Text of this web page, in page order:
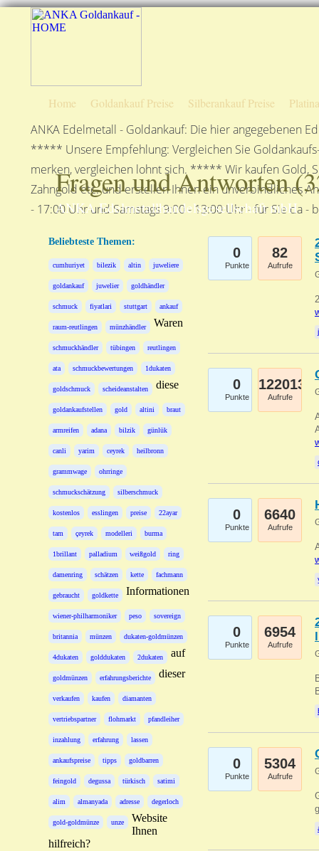
Home Goldankauf Preise Silberankauf Preise
ANKA Edelmetall - Goldankauf: Die hier angegebenen
***** Unsere Empfehlung: Vergleichen Sie
merken, vergleichen lohnt sich. ***** Wir kaufen Gold,
Zahngold etc. und erstellen Ihnen ein unverbindliches
- 17:00 Uhr und Samstags 9:00 - 13:00 Uhr - für Sie
Fragen und Antworten (
ANKA Edelmetallhandelsgesellschaft mbH
Beliebteste Themen:
cumhuriyet bilezik altin juweliere
goldankauf juwelier goldhändler
schmuck fiyatlari stuttgart ankauf
raum-reutlingen münzhändler
schmuckhändler tübingen reutlingen
ata schmuckbewertungen 1dukaten
goldschmuck scheideanstalten
goldankaufstellen gold altini braut
armreifen adana bilzik günlük
canli yarim ceyrek heilbronn
grammwage ohrringe
schmuckschätzung silberschmuck
kostenlos esslingen preise 22ayar
tam çeyrek modelleri burma
1brillant palladium weißgold ring
damenring schätzen kette fachmann
gebraucht goldkette
wiener-philharmoniker peso sovereign
britannia münzen dukaten-goldmünzen
4dukaten golddukaten 2dukaten
goldmünzen erfahrungsberichte
verkaufen kaufen diamanten
vertriebspartner flohmarkt pfandleiher
inzahlung erfahrung lassen
ankaufspreise tipps goldbarren
feingold degussa türkisch satimi
alim almanyada adresse degerloch
gold-goldmünze unze
Waren
diese
Informationen
auf
dieser
Website
Ihnen
hilfreich?
0
Punkte
82
Aufrufe
0
Punkte
122013
Aufrufe
0
Punkte
6640
Aufrufe
0
Punkte
6954
Aufrufe
0
Punkte
5304
Aufrufe